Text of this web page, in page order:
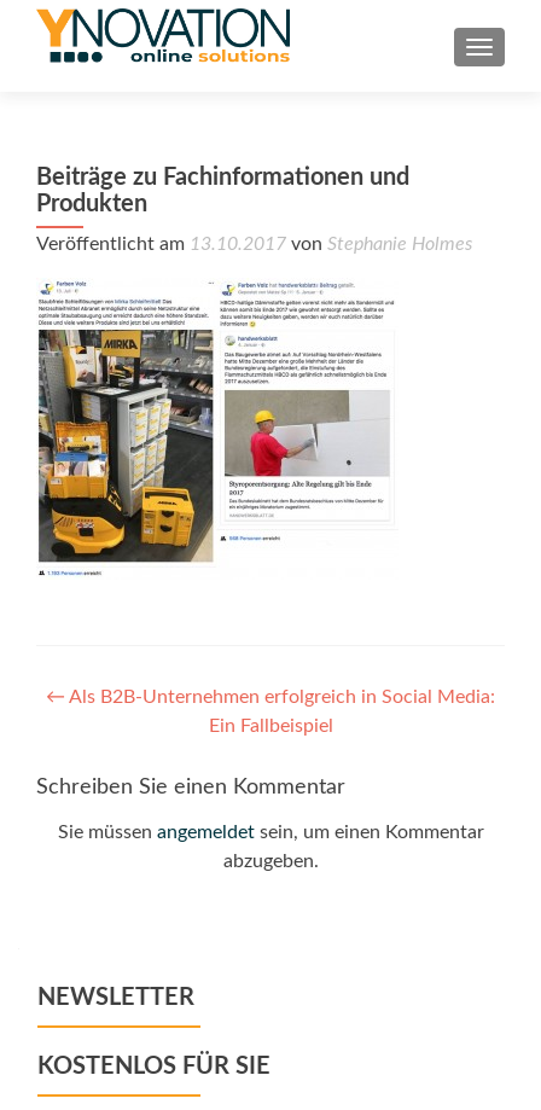
Beiträge zu Fachinformationen und
Produkten
Veröffentlicht am 13.10.2017 von Stephanie Holmes
Post
← Als B2B-Unternehmen erfolgreich in Social Media:
Ein Fallbeispiel
Schreiben Sie einen Kommentar
Sie müssen angemeldetsein, um einen Kommentar
abzugeben.
NEWSLETTER
KOSTENLOS FÜR SIE